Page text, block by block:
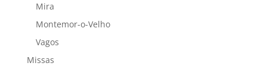
Mira
Montemor-o-Velho
Vagos
Missas